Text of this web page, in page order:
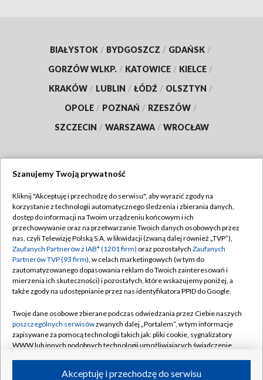
BIAŁYSTOK / BYDGOSZCZ / GDAŃSK /
GORZÓW WLKP. / KATOWICE / KIELCE /
KRAKÓW / LUBLIN / ŁÓDŹ / OLSZTYN /
OPOLE / POZNAŃ / RZESZÓW /
SZCZECIN / WARSZAWA / WROCŁAW
TVP
Abonament TVP
Emisja w TVP
Centrum informacji TVP
Naziemna Telewizja Cyfrowa
Rada Programowa
System NOS
Informacje o nadawcy
Regulamin TVP
Polityka prywatności
Moje zgody
Pomoc
Kontakt
Kanały
Szanujemy Twoją prywatność
Kliknij "Akceptuję i przechodzę do serwisu", aby wyrazić zgody na
korzystanie z technologii automatycznego śledzenia i zbierania danych,
dostęp do informacji na Twoim urządzeniu końcowym i ich
przechowywanie oraz na przetwarzanie Twoich danych osobowych przez
nas, czyli Telewizję Polską S.A. w likwidacji (zwaną dalej również „TVP”),
Zaufanych Partnerów z IAB* (1201 firm) oraz pozostałych Zaufanych
Partnerów TVP (93 firm), w celach marketingowych (w tym do
zautomatyzowanego dopasowania reklam do Twoich zainteresowań i
mierzenia ich skuteczności) i pozostałych, które wskazujemy poniżej, a
także zgody na udostępnianie przez nas identyfikatora PPID do Google.
Twoje dane osobowe zbierane podczas odwiedzania przez Ciebie naszych
poszczególnych serwisówzwanych dalej „Portalem”, w tym informacje
zapisywane za pomocą technologii takich jak: pliki cookie, sygnalizatory
WWW lub innych podobnych technologii umożliwiających świadczenie
ruchu w Internecie.Akceptuję i przechodzę do serwisu